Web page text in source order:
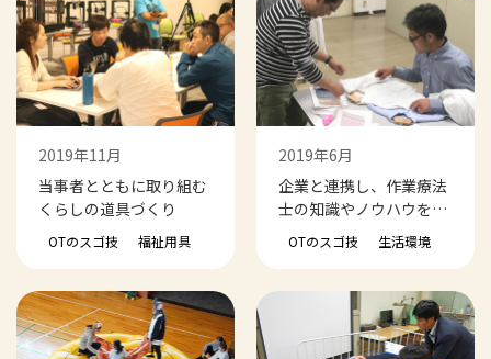
2019年11月
当事者とともに取り組む
くらしの道具づくり
OTのスゴ技 福祉用具
2019年6月
企業と連携し、作業療法
士の知識やノウハウを広
げる
OTのスゴ技 生活環境